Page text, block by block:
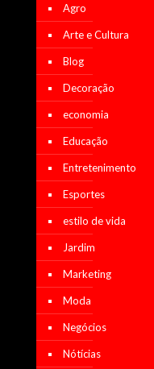
Agro
Arte e Cultura
Blog
Decoração
economia
Educação
Entretenimento
Esportes
estilo de vida
Jardim
Marketing
Moda
Negócios
Nótícias